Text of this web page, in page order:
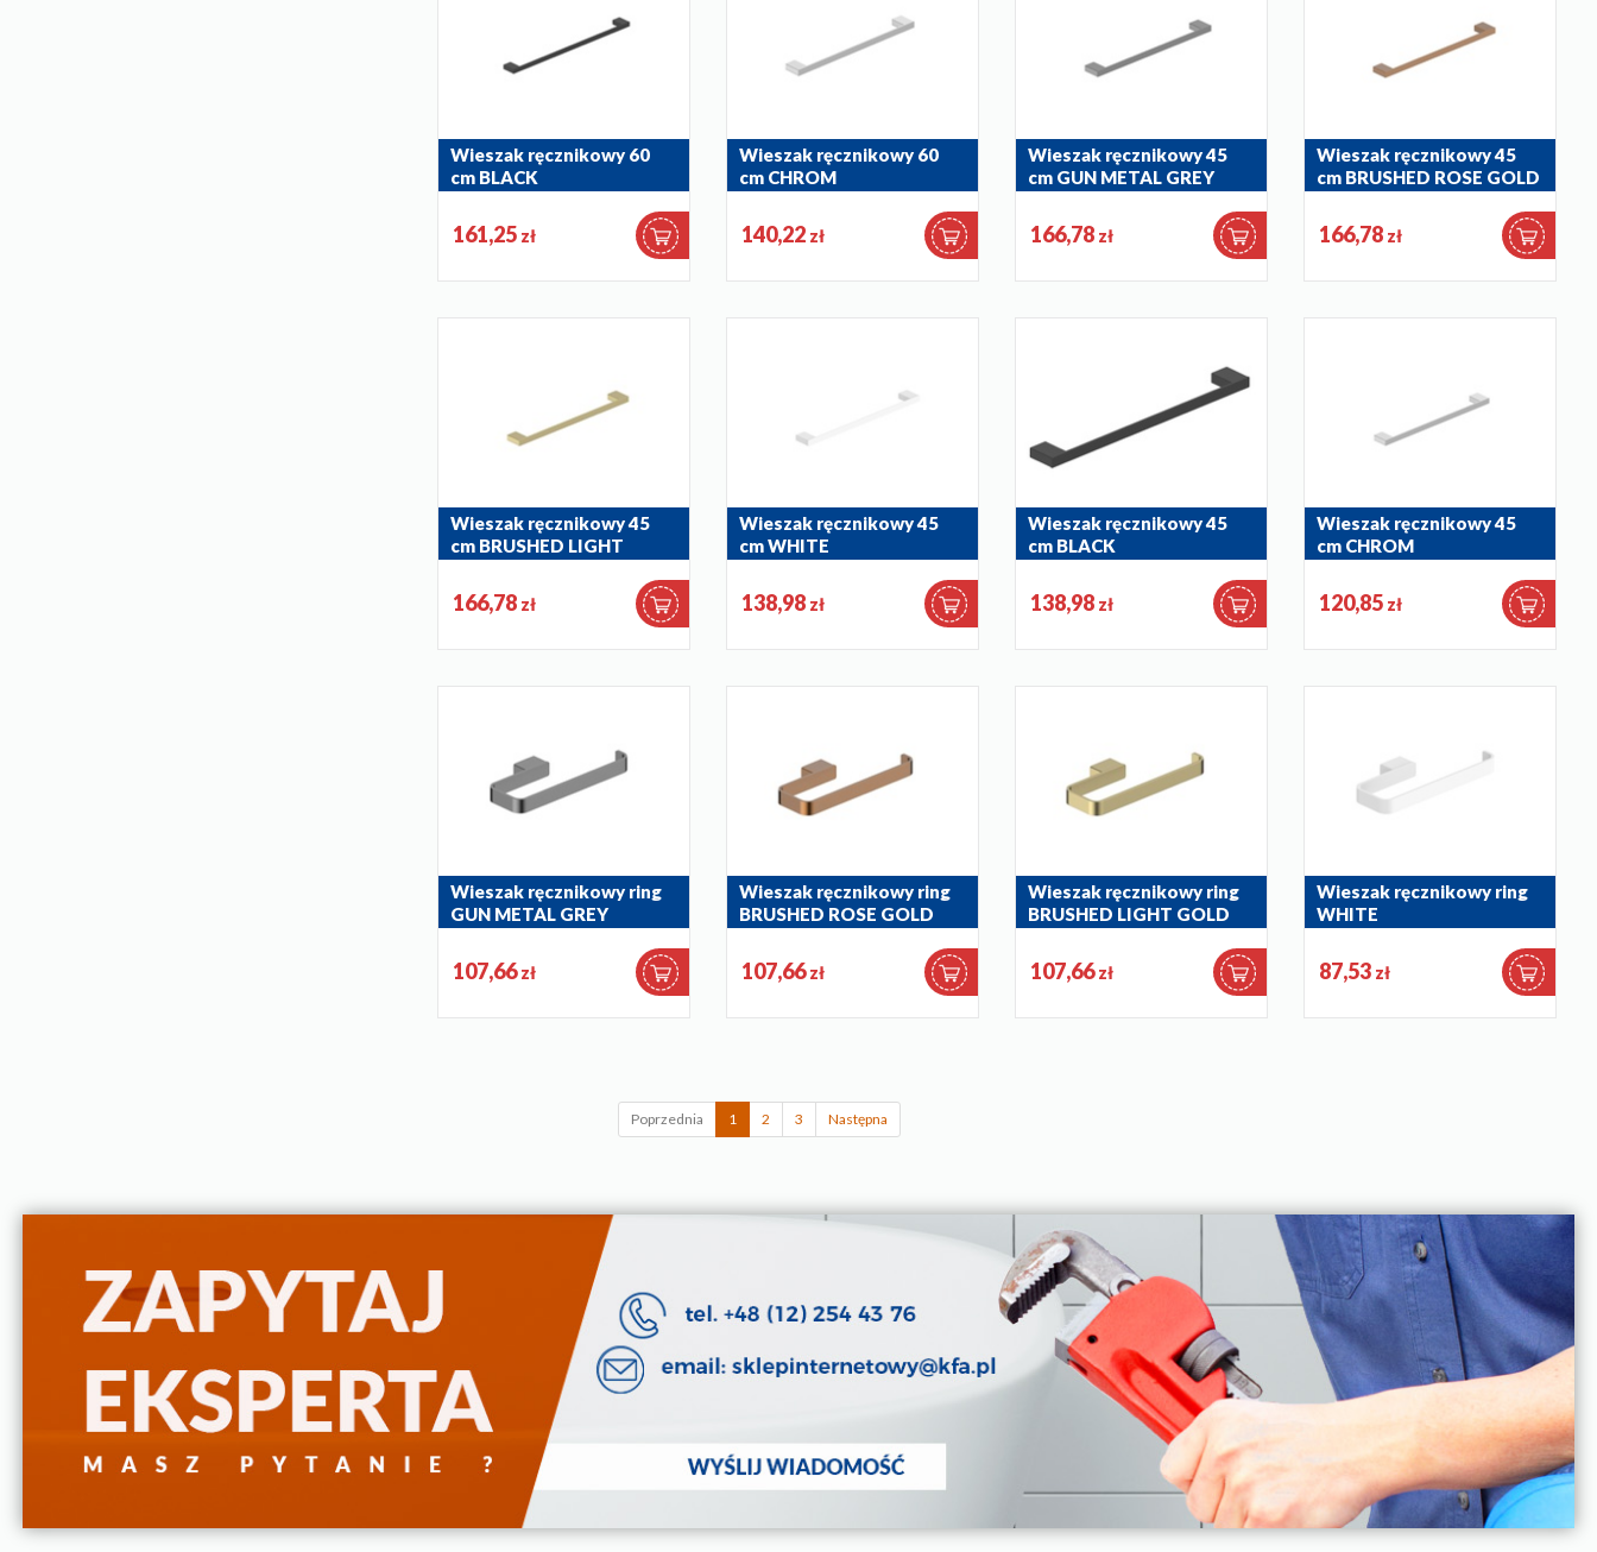
Wieszak ręcznikowy 60
cm BLACK
161,25 zł
Wieszak ręcznikowy 60
cm CHROM
140,22 zł
Wieszak ręcznikowy 45
cm GUN METAL GREY
166,78 zł
Wieszak ręcznikowy 45
cm BRUSHED ROSE GOLD
166,78 zł
Wieszak ręcznikowy 45
cm BRUSHED LIGHT
864-035-39
166,78 zł
Wieszak ręcznikowy 45
cm WHITE
138,98 zł
Wieszak ręcznikowy 45
cm BLACK
138,98 zł
Wieszak ręcznikowy 45
cm CHROM
120,85 zł
Wieszak ręcznikowy ring
GUN METAL GREY
107,66zł
Wieszak ręcznikowy ring
BRUSHED ROSE GOLD
107,66zł
Wieszak ręcznikowy ring
BRUSHED LIGHT GOLD
107,66zł
Wieszak ręcznikowy ring
WHITE
87,53 zł
Poprzednia 1 2 3 Następna